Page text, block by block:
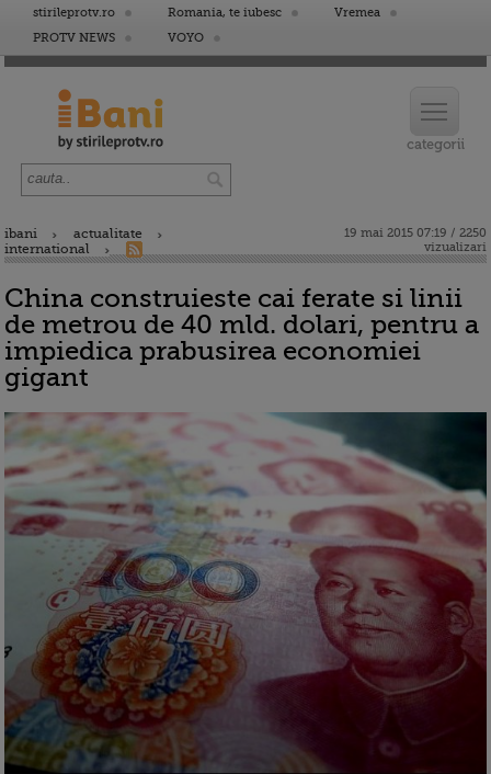
stirileprotv.ro Romania, te iubesc
Vremea
PROTV NEWS
VOYO
ibani
actualitate
international
19 mai 2015 07:19 / 2250
vizualizari
China construieste cai ferate si linii
de metrou de 40 mld. dolari, pentru a
impiedica prabusirea economiei
gigant